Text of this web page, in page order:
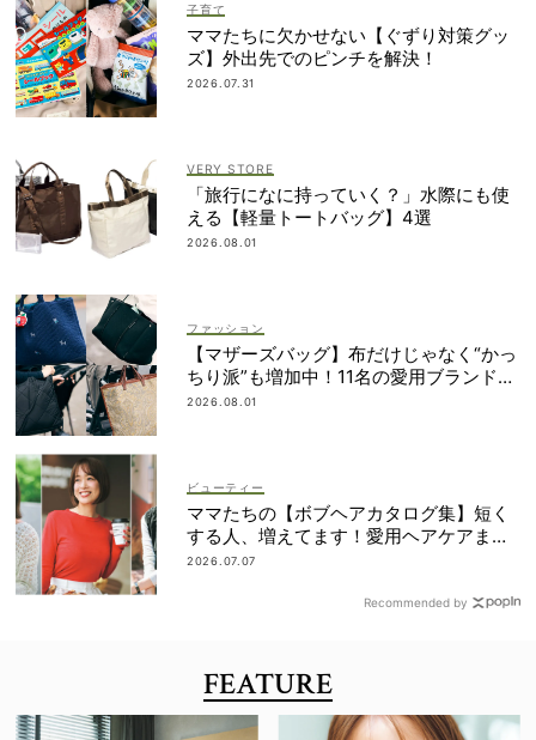
子育て
ママたちに欠かせない【ぐずり対策グッ
ズ】外出先でのピンチを解決！
2026.07.31
VERY STORE
「旅行になに持っていく？」水際にも使
える【軽量トートバッグ】4選
2026.08.01
ファッション
【マザーズバッグ】布だけじゃなく“かっ
ちり派”も増加中！11名の愛用ブランド
は？
2026.08.01
ビューティー
ママたちの【ボブヘアカタログ集】短く
する人、増えてます！愛用ヘアケアまで
全部見せ
2026.07.07
Recommended by
FEATURE